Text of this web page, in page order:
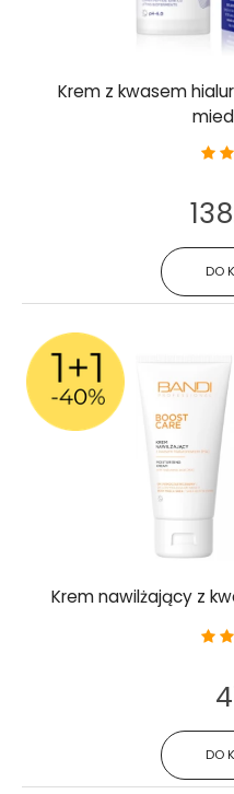
Krem z kwasem
DO
Krem nawilżający z
DO